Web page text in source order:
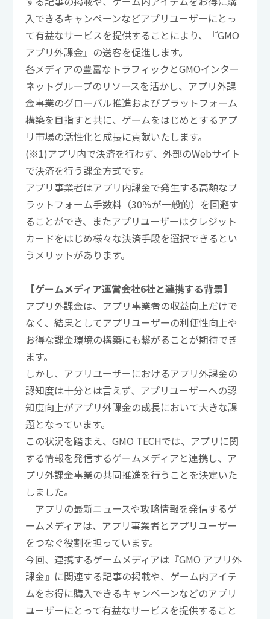
入できるキャンペーンなどアプリユーザーにとっ
て有益なサービスを提供することにより、『GMO
アプリ外課金』の送客を促進します。
各メディアの豊富なトラフィックとGMOインター
ネットグループのリソースを活かし、アプリ外課
金事業のグローバル推進およびプラットフォーム
構築を目指すと共に、ゲームをはじめとするアプ
リ市場の活性化と成長に貢献いたします。
(※1)アプリ内で決済を行わず、外部のWebサイト
で決済を行う課金方式です。
アプリ事業者はアプリ内課金で発生する高額なプ
ラットフォーム手数料（30％が一般的）を回避す
ることができ、またアプリユーザーはクレジット
カードをはじめ様々な決済手段を選択できるとい
うメリットがあります。
【ゲームメディア運営会社6社と連携する背景】
アプリ外課金は、アプリ事業者の収益向上だけで
なく、結果としてアプリユーザーの利便性向上や
お得な課金環境の構築にも繋がることが期待でき
ます。
しかし、アプリユーザーにおけるアプリ外課金の
認知度は十分とは言えず、アプリユーザーへの認
知度向上がアプリ外課金の成長において大きな課
題となっています。
この状況を踏まえ、GMO TECHでは、アプリに関
する情報を発信するゲームメディアと連携し、ア
プリ外課金事業の共同推進を行うことを決定いた
しました。
アプリの最新ニュースや攻略情報を発信するゲ
ームメディアは、アプリ事業者とアプリユーザー
をつなぐ役割を担っています。
今回、連携するゲームメディアは『GMO アプリ外
課金』に関連する記事の掲載や、ゲーム内アイテ
ムをお得に購入できるキャンペーンなどのアプリ
ユーザーにとって有益なサービスを提供すること